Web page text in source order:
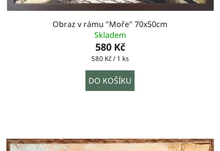
Obraz v rámu "Moře" 70x50cm
Skladem
580 Kč
Měrná
580 Kč / 1 ks
DO KOŠÍKU